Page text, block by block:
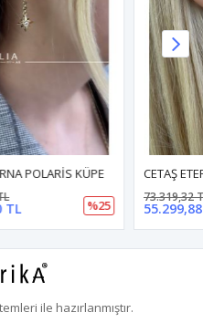
CETAŞ ETERNA KÜPE
55.299,88 TL %25
ile hazırlanmıştır.